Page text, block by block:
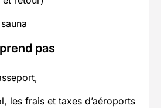
pas
les frais et taxes d’aéroports